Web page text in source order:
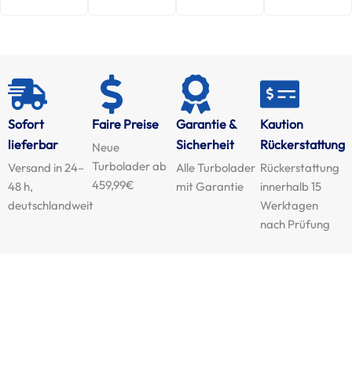
Sofort
lieferbar
Versand in 24–
48 h,
deutschlandweit
Faire Preise
Neue
Turbolader ab
459,99€
Garantie &
Sicherheit
Alle Turbolader
mit Garantie
Kaution
Rückerstattung
Rückerstattung
innerhalb 15
Werktagen
nach Prüfung